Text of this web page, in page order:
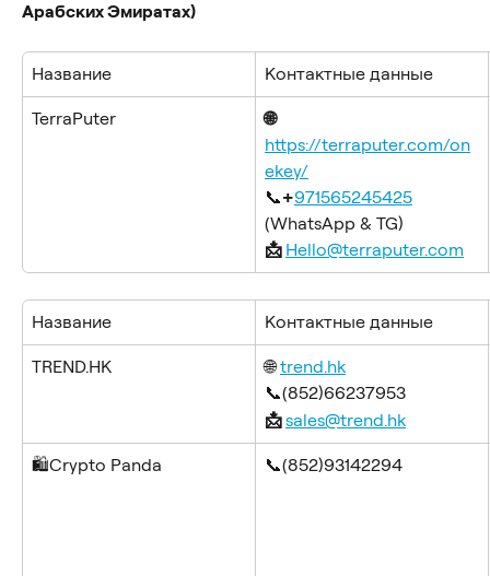
Арабских Эмиратах)
Название Контактные данные
TerraPuter
🌐
https://terraputer.com/on
ekey/
📞+971565245425
(WhatsApp & TG)
📩 Hello@terraputer.com
Название Контактные данные
TREND.HK 🌐 trend.hk
📞(852)66237953
📩 sales@trend.hk
🛍️Crypto Panda 📞(852)93142294